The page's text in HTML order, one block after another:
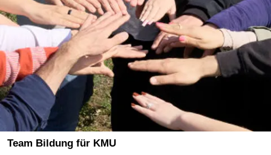
team Bildung für KMU